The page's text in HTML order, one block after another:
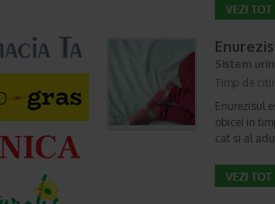
Sistem
Timp de
Enurezisul
obicei in
cat si al